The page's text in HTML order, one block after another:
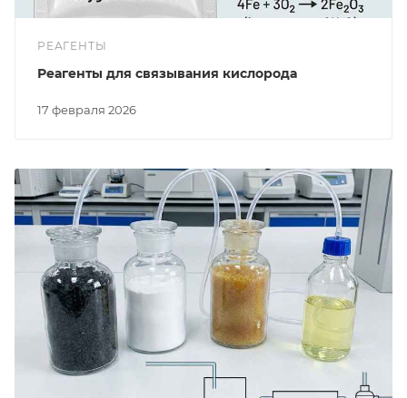
РЕАГЕНТЫ
17 февраля 2026
Реагенты для связывания кислорода